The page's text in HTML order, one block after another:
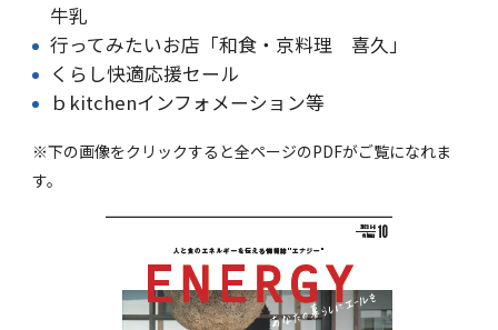
牛乳
行ってみたいお店「和食・京料理 喜久」
くらし快適応援セール
ｂkitchenインフォメーション等
※下の画像をクリックすると全ページのPDFがご覧になれま
す。